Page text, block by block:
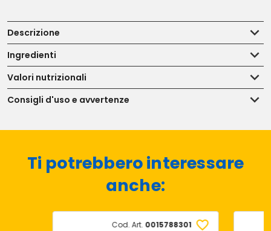
Descrizione
Ingredienti
Valori nutrizionali
Consigli d'uso e avvertenze
Ti potrebbero interessare
anche:
Cod. Art. 0015788301